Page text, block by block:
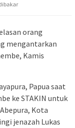
orang
mengantarkan
Kamis
Papua saat
ke STAKIN untuk
Kota
jenazah Lukas